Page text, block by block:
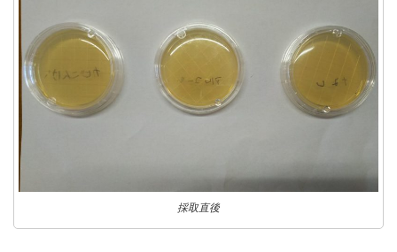
採取直後
ブログ
会社案内/カタログ
カビこんばいカタログ（PDF）
今まで使用が出来ないとされていた小
型ベルトコンベアでも使用可能なフッ
素樹脂ベルトを開発…
2022.6.20
2022.6.12